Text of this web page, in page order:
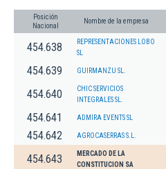
Posición
Nacional
Nombre de la empresa
454.638
REPRESENTACIONES LOBO
SL
454.639 GUIRMANZU SL.
454.640
CHIC SERVICIOS
INTEGRALES SL.
454.641 ADMIRA EVENTS SL
454.642 AGROCASERRAS S.L.
454.643
MERCADO DE LA
CONSTITUCION SA